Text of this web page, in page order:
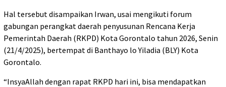
Hal tersebut disampaikan Irwan, usai mengikuti forum
gabungan perangkat daerah penyusunan Rencana Kerja
Pemerintah Daerah (RKPD) Kota Gorontalo tahun 2026, Senin
(21/4/2025), bertempat di Banthayo lo Yiladia (BLY) Kota
Gorontalo.
“InsyaAllah dengan rapat RKPD hari ini, bisa mendapatkan